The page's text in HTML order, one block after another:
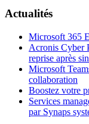
Actualités
Microsoft 365
Acronis Cyber
reprise après
Microsoft
collaboration
Boostez votre
Services
par Synaps